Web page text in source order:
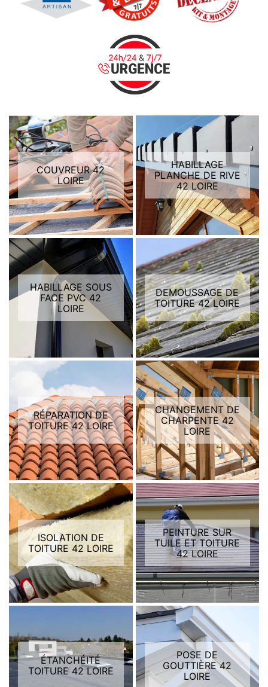
COUVREUR 42
LOIRE
HABILLAGE
PLANCHE DE RIVE
42 LOIRE
HABILLAGE SOUS
FACE PVC 42
LOIRE
DEMOUSSAGE DE
TOITURE 42 LOIRE
RÉPARATION DE
TOITURE 42 LOIRE
CHANGEMENT DE
CHARPENTE 42
LOIRE
ISOLATION DE
TOITURE 42 LOIRE
PEINTURE SUR
TUILE ET TOITURE
42 LOIRE
ÉTANCHÉITÉ
TOITURE 42 LOIRE
POSE DE
GOUTTIÈRE 42
LOIRE